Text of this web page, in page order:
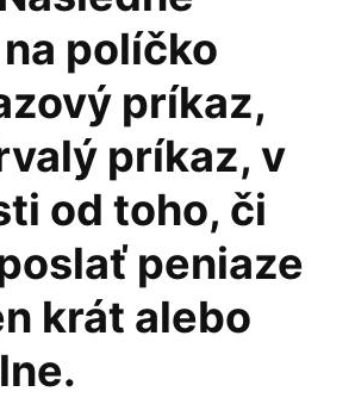
políčko
príkaz,
príkaz, v
od toho, či
peniaze
krát alebo